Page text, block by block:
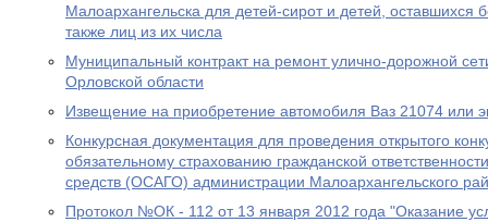
Малоархангельска для детей-сирот и детей, оставшихся
также лиц из их числа
Муниципальный контракт на ремонт улично-дорожной
Орловской области
Извещение на приобретение автомобиля Ваз 21074 или
Конкурсная документация для проведения открытого
обязательному страхованию гражданской
средств (ОСАГО) администрации Малоархангельского
Протокол №ОК - 112 от 13 января 2012 года "Оказание